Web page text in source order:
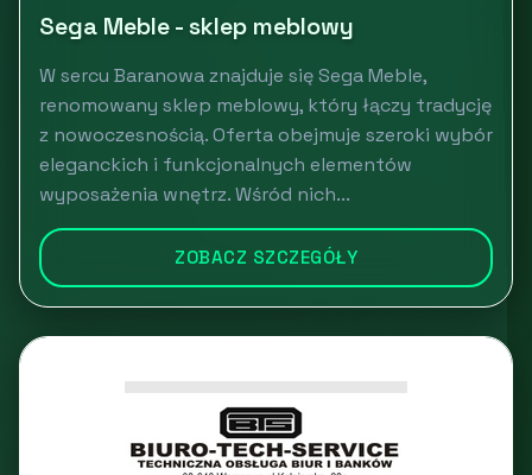
Sega Meble - sklep meblowy
W sercu Baranowa znajduje się Sega Meble,
renomowany sklep meblowy, który łączy tradycję
z nowoczesnością. Oferta obejmuje szeroki wybór
eleganckich i funkcjonalnych elementów
wyposażenia wnętrz. Wśród nich...
ZOBACZ SZCZEGÓŁY